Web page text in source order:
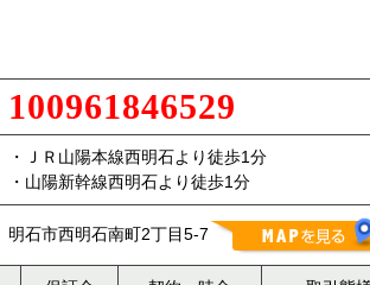
100961846529
・ＪＲ山陽本線西明石より徒歩1分
・山陽新幹線西明石より徒歩1分
明石市西明石南町2丁目5-7